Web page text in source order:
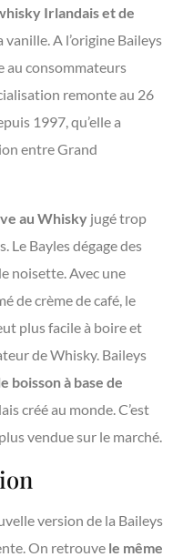
Irlandais et de
A l’origine Baileys
au consommateurs
remonte au 26
1997, qu’elle a
entre Grand
au Whisky jugé trop
Bayles dégage des
noisette. Avec une
de crème de café, le
plus facile à boire et
de Whisky. Baileys
boisson à base de
créé au monde. C’est
vendue sur le marché.
version de la Baileys
On retrouve le même